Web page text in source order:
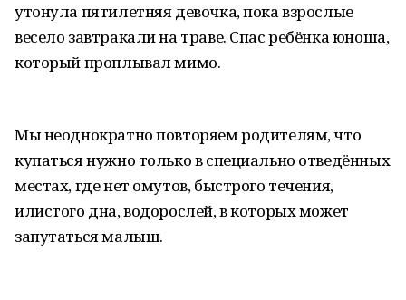
утонула пятилетняя девочка, пока взрослые
весело завтракали на траве. Спас ребёнка юноша,
который проплывал мимо.
Мы неоднократно повторяем родителям, что
купаться нужно только в специально отведённых
местах, где нет омутов, быстрого течения,
илистого дна, водорослей, в которых может
запутаться малыш.